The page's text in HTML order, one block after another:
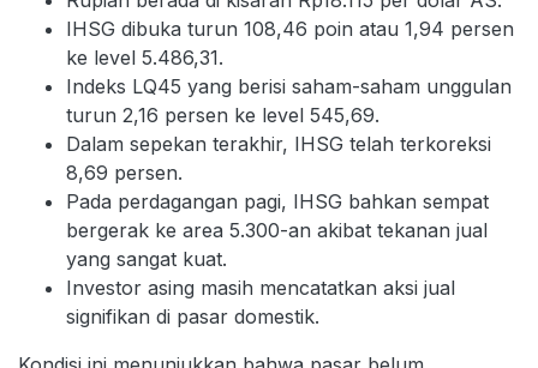
IHSG dibuka turun 108,46 poin atau 1,94 persen
ke level 5.486,31.
Indeks LQ45 yang berisi saham-saham unggulan
turun 2,16 persen ke level 545,69.
Dalam sepekan terakhir, IHSG telah terkoreksi
8,69 persen.
Pada perdagangan pagi, IHSG bahkan sempat
bergerak ke area 5.300-an akibat tekanan jual
yang sangat kuat.
Investor asing masih mencatatkan aksi jual
signifikan di pasar domestik.